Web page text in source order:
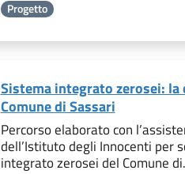
Progetto
Sistema integrato zerosei: la
Comune di Sassari
Percorso elaborato con
dell’Istituto degli Innocenti per
integrato zerosei del Comune